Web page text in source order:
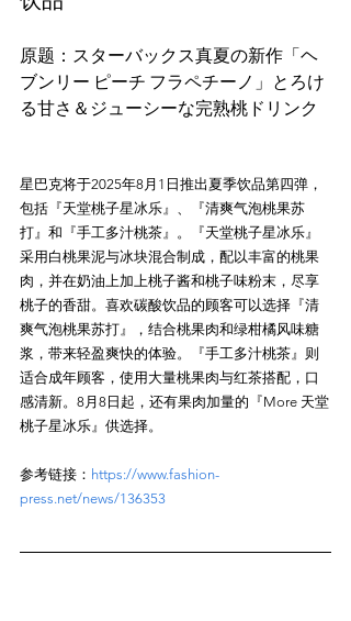
原题：スターバックス真夏の新作「ヘ
ブンリー ピーチ フラペチーノ」とろけ
星巴克将于2025年8月1日推出夏季饮品第四弹，
包括『天堂桃子星冰乐』、『清爽气泡桃果苏
打』和『手工多汁桃茶』。『天堂桃子星冰乐』
采用白桃果泥与冰块混合制成，配以丰富的桃果
肉，并在奶油上加上桃子酱和桃子味粉末，尽享
桃子的香甜。喜欢碳酸饮品的顾客可以选择『清
爽气泡桃果苏打』，结合桃果肉和绿柑橘风味糖
浆，带来轻盈爽快的体验。『手工多汁桃茶』则
适合成年顾客，使用大量桃果肉与红茶搭配，口
感清新。8月8日起，还有果肉加量的『More 天堂
参考链接： https://www.fashion-
press.net/news/136353